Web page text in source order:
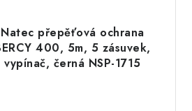
Natec přepěťová ochrana
400, 5m, 5 zásuvek,
vypínač, černá NSP-1715